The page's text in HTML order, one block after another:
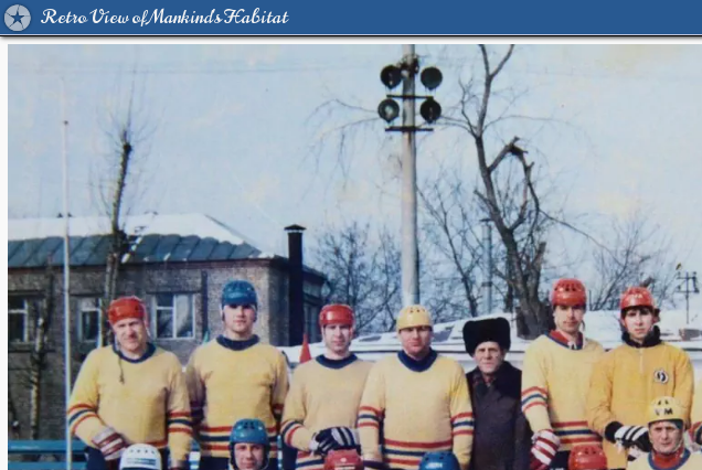
Retro View of Mankind's Habitat